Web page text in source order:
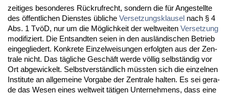
zei­ti­ges be­son­de­res Rück­ruf­recht, son­dern die für An­ge­stell­te
des öffent­li­chen Diens­tes übli­che Ver­set­zungs­klau­sel nach § 4
Abs. 1 TvöD, nur um die Möglich­keit der welt­wei­ten Ver­set­zung
mo­di­fi­ziert. Die Ent­sand­ten sei­en in den ausländi­schen Be­trieb
ein­ge­glie­dert. Kon­kre­te Ein­zel­wei­sun­gen er­folg­ten aus der Zen­
tra­le nicht. Das tägli­che Geschäft wer­de völlig selbständig vor
Ort ab­ge­wi­ckelt. Selbst­verständ­lich müss­ten sich die ein­zel­nen
In­sti­tu­te an all­ge­mei­ne Vor­ga­be der Zen­tra­le hal­ten. Es sei ge­ra­
de das We­sen ei­nes welt­weit täti­gen Un­ter­neh­mens, dass ei­ne